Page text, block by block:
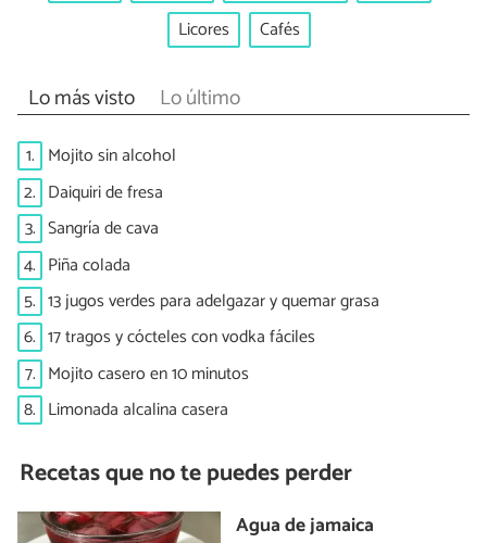
Licores
Cafés
Lo más visto Lo último
1. Mojito sin alcohol
2. Daiquiri de fresa
3. Sangría de cava
4. Piña colada
5. 13 jugos verdes para adelgazar y quemar grasa
6. 17 tragos y cócteles con vodka fáciles
7. Mojito casero en 10 minutos
8. Limonada alcalina casera
Recetas que no te puedes perder
Agua de jamaica